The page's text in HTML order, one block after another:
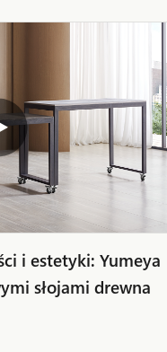
i estetyki: Yumeya
słojami drewna